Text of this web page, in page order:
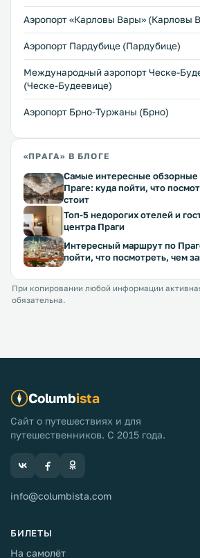
Аэропорт «Карловы Вары» (Карловы
Аэропорт Пардубице (Пардубице)
Международный аэропорт Ческе-
(Ческе-Будеевице)
Аэропорт Брно-Туржаны (Брно)
«ПРАГА» В БЛОГЕ
Самые интересные обзорные
Праге: куда пойти, что
стоит
Топ-5 недорогих отелей и
центра Праги
Интересный маршрут по
пойти, что посмотреть, чем
При копировании любой информации
обязательна.
Columbista
Сайт о путешествиях и для
путешественников. С 2015 года.
info@columbista.com
БИЛЕТЫ
На самолёт